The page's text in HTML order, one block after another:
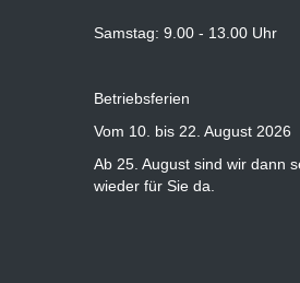
Samstag: 9.00 - 13.00 Uhr
Betriebsferien
Vom 10. bis 22. August 2026
Ab 25. August sind wir dann
wieder für Sie da.